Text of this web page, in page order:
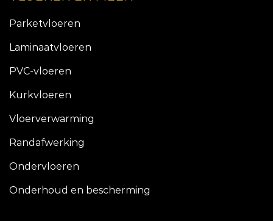
Parketvloeren
Laminaatvloeren
PVC-vloeren
Kurkvloeren
Vloerverwarming
Randafwerking
Ondervloeren
Onderhoud en bescherming